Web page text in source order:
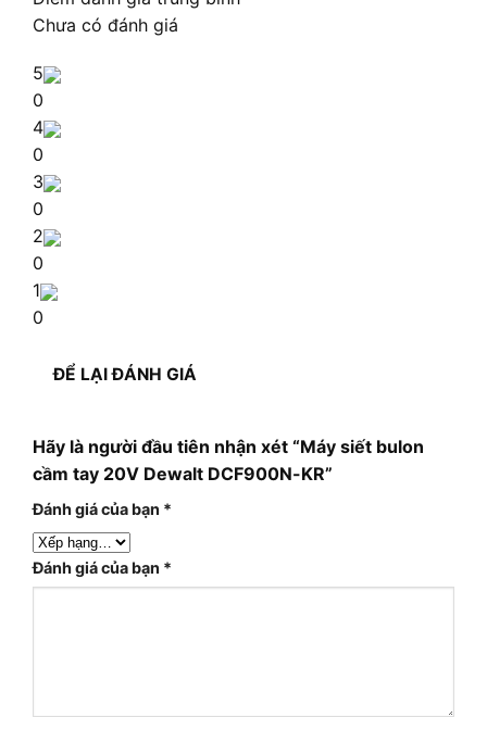
Chưa có đánh giá
5
0
4
0
3
0
2
0
1
0
ĐỂ LẠI ĐÁNH GIÁ
Hãy là người đầu tiên nhận xét “Máy siết bulon
cầm tay 20V Dewalt DCF900N-KR”
Đánh giá của bạn *
Đánh giá của bạn *